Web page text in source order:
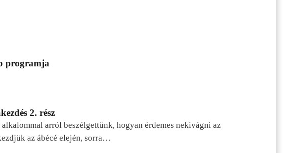
programja
2. rész
arról beszélgettünk, hogyan érdemes nekivágni az
az ábécé elején, sorra…